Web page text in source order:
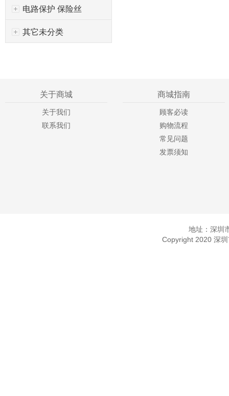
电路保护 保险丝
其它未分类
关于商城
关于我们
联系我们
商城指南
顾客必读
购物流程
常见问题
发票须知
地址：深圳
Copyright 2020 深